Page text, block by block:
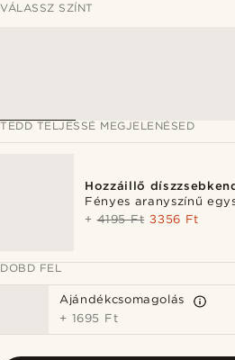
VÁLASSZ SZÍNT
TEDD TELJESSÉ MEGJELENÉSED
Hozzáillő
Fényes aranyszínű
+4195 Ft 3356 Ft
DOBD FEL
Ajándékcsomagolás
+ 1695 Ft